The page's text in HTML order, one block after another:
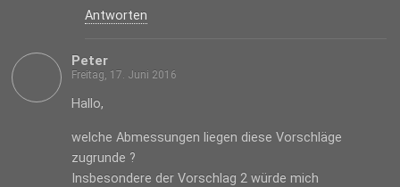
Antworten
Peter
Freitag, 17. Juni 2016
Hallo,
welche Abmessungen liegen diese Vorschläge
zugrunde ?
Insbesondere der Vorschlag 2 würde mich